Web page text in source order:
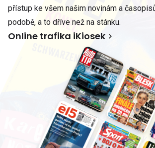
přístup ke všem našim novinám a
podobě, a to dříve než na stánku.
Online trafika iKiosek